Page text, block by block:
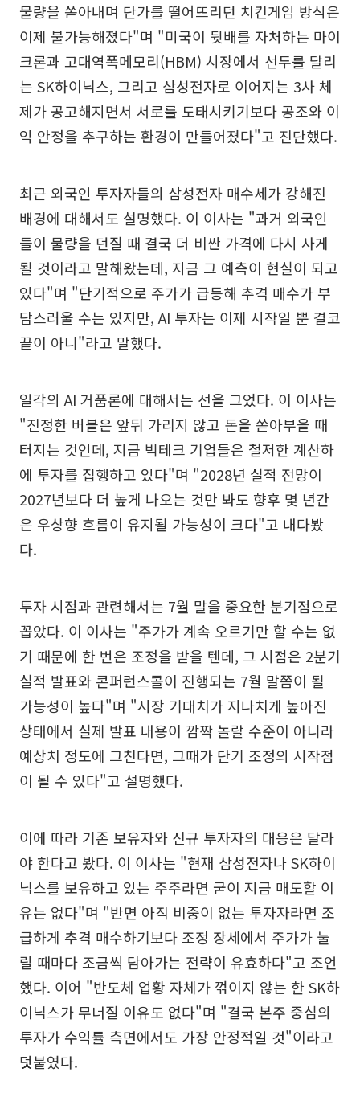
물량을 쏟아내며 단가를 떨어뜨리던 치킨게임 방식은
이제 불가능해졌다"며 "미국이 뒷배를 자처하는 마이
크론과 고대역폭메모리(HBM) 시장에서 선두를 달리
는 SK하이닉스, 그리고 삼성전자로 이어지는 3사 체
제가 공고해지면서 서로를 도태시키기보다 공조와 이
익 안정을 추구하는 환경이 만들어졌다"고 진단했다.
최근 외국인 투자자들의 삼성전자 매수세가 강해진
배경에 대해서도 설명했다. 이 이사는 "과거 외국인
들이 물량을 던질 때 결국 더 비싼 가격에 다시 사게
될 것이라고 말해왔는데, 지금 그 예측이 현실이 되고
있다"며 "단기적으로 주가가 급등해 추격 매수가 부
담스러울 수는 있지만, AI 투자는 이제 시작일 뿐 결코
끝이 아니"라고 말했다.
일각의 AI 거품론에 대해서는 선을 그었다. 이 이사는
"진정한 버블은 앞뒤 가리지 않고 돈을 쏟아부을 때
터지는 것인데, 지금 빅테크 기업들은 철저한 계산하
에 투자를 집행하고 있다"며 "2028년 실적 전망이
2027년보다 더 높게 나오는 것만 봐도 향후 몇 년간
은 우상향 흐름이 유지될 가능성이 크다"고 내다봤
다.
투자 시점과 관련해서는 7월 말을 중요한 분기점으로
꼽았다. 이 이사는 "주가가 계속 오르기만 할 수는 없
기 때문에 한 번은 조정을 받을 텐데, 그 시점은 2분기
실적 발표와 콘퍼런스콜이 진행되는 7월 말쯤이 될
가능성이 높다"며 "시장 기대치가 지나치게 높아진
상태에서 실제 발표 내용이 깜짝 놀랄 수준이 아니라
예상치 정도에 그친다면, 그때가 단기 조정의 시작점
이 될 수 있다"고 설명했다.
이에 따라 기존 보유자와 신규 투자자의 대응은 달라
야 한다고 봤다. 이 이사는 "현재 삼성전자나 SK하이
닉스를 보유하고 있는 주주라면 굳이 지금 매도할 이
유는 없다"며 "반면 아직 비중이 없는 투자자라면 조
급하게 추격 매수하기보다 조정 장세에서 주가가 눌
릴 때마다 조금씩 담아가는 전략이 유효하다"고 조언
했다. 이어 "반도체 업황 자체가 꺾이지 않는 한 SK하
이닉스가 무너질 이유도 없다"며 "결국 본주 중심의
투자가 수익률 측면에서도 가장 안정적일 것"이라고
덧붙였다.